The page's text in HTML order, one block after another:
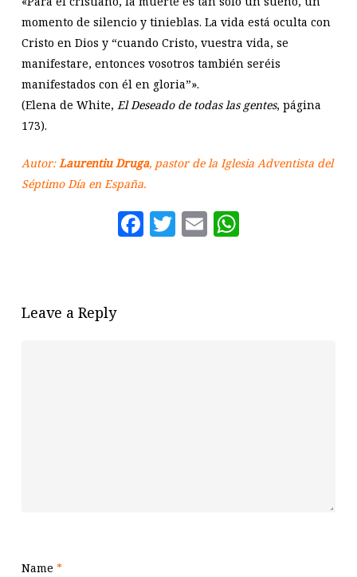
momento de silencio y tinieblas. La vida está oculta con
Cristo en Dios y “cuando Cristo, vuestra vida, se
manifestare, entonces vosotros también seréis
manifestados con él en gloria”».
(Elena de White, El Deseado de todas las gentes, página
173).
Autor:Laurentiu Druga, pastor de la Iglesia Adventista del
Séptimo Día en España.
Facebook
Twitter
Email
Leave a Reply
Name *